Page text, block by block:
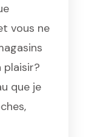
MAQUILLAGE
POUR
OFFRIR
NOËL
vous ne
plaisir?
que je